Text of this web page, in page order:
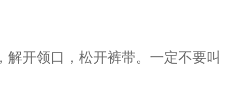
开领口，松开裤带。一定不要叫